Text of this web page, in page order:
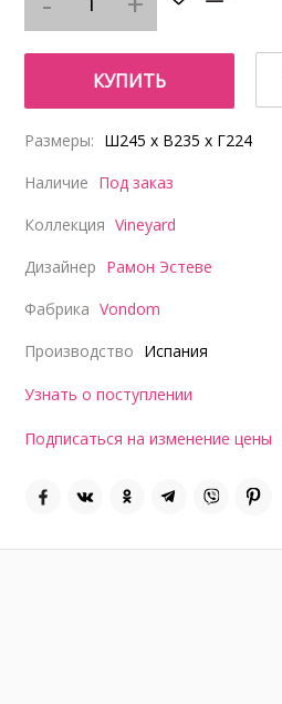
КУПИТЬ
Размеры: Ш245 x В235 x Г224
Наличие Под заказ
Коллекция Vineyard
Дизайнер Рамон Эстеве
Фабрика Vondom
Производство Испания
Узнать о поступлении
Подписаться на изменение цены